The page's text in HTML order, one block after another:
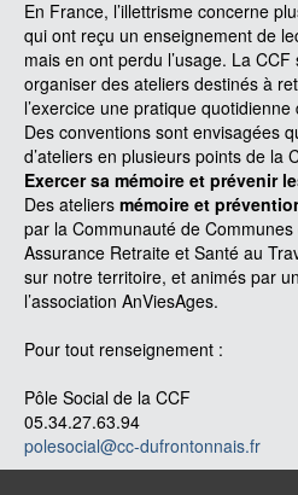
En France, l’illettrisme concerne
qui ont reçu un enseignement de
mais en ont perdu l’usage. La
organiser des ateliers destinés à
l’exercice une pratique
Des conventions sont envisagées
d’ateliers en plusieurs points de la
Exercer sa mémoire et prévenir
Des ateliers mémoire et
par la Communauté de
Assurance Retraite et Santé au
sur notre territoire, et animés par
l’association ­AnViesAges.
Pour tout renseignement :
Pôle Social de la CCF
05.34.27.63.94
polesocial@cc-dufrontonnais.fr